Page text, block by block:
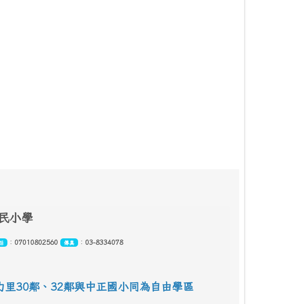
小學
： 07010802560 傳真 ： 03-8334078
里30鄰、 32鄰與中正國小同為自由學區